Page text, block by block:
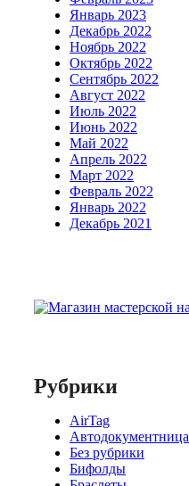
Январь 2023
Декабрь 2022
Ноябрь 2022
Октябрь 2022
Сентябрь 2022
Август 2022
Июль 2022
Июнь 2022
Май 2022
Апрель 2022
Март 2022
Февраль 2022
Январь 2022
Декабрь 2021
Рубрики
AirTag
Автодокументница
Без рубрики
Бифолды